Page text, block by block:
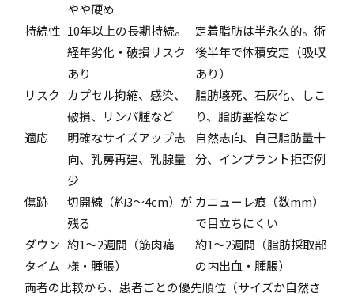
やや硬め
持続性 10年以上の長期持続。
経年劣化・破損リスク
あり
定着脂肪は半永久的。術
後半年で体積安定（吸収
あり）
リスク カプセル拘縮、感染、
破損、リンパ腫など
脂肪壊死、石灰化、しこ
り、脂肪塞栓など
適応
明確なサイズアップ志
向、乳房再建、乳腺量
少
自然志向、自己脂肪量十
分、インプラント拒否例
傷跡
切開線（約3～4cm）が
残る
カニューレ痕（数mm）
で目立ちにくい
ダウン
タイム
約1～2週間（筋肉痛
様・腫脹）
約1～2週間（脂肪採取部
の内出血・腫脹）
両者の比較から、患者ごとの優先順位（サイズか自然さ